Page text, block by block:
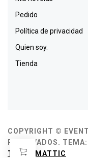
Pedido
Política de privacidad
Quien soy.
Tienda
COPYRIGHT ©
RESERVADOS. TEMA:
THEMEMATTIC